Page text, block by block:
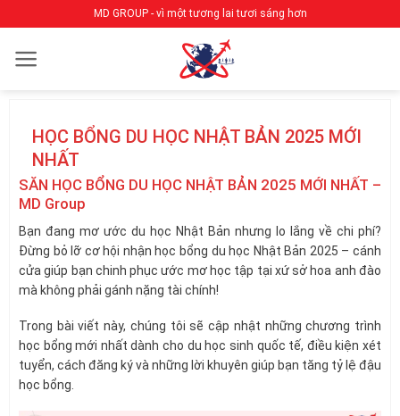
qua
nội
MD GROUP - vì một tương lai tươi sáng hơn
HỌC BỔNG DU HỌC NHẬT BẢN 2025 MỚI
NHẤT
SĂN HỌC BỔNG DU HỌC NHẬT BẢN 2025 MỚI NHẤT –
MD Group
Bạn đang mơ ước du học Nhật Bản nhưng lo lắng về chi phí?
Đừng bỏ lỡ cơ hội nhận học bổng du học Nhật Bản 2025 – cánh
cửa giúp bạn chinh phục ước mơ học tập tại xứ sở hoa anh đào
mà không phải gánh nặng tài chính!
Trong bài viết này, chúng tôi sẽ cập nhật những chương trình
học bổng mới nhất dành cho du học sinh quốc tế, điều kiện xét
tuyển, cách đăng ký và những lời khuyên giúp bạn tăng tỷ lệ đậu
học bổng.